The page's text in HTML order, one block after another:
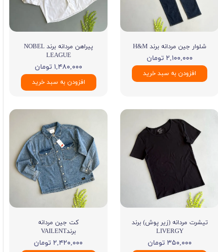
شلوار جین مردانه برند H&M
۲,۱۰۰,۰۰۰ تومان
افزودن به سبد خرید
پیراهن مردانه برند NOBEL
LEAGUE
۱,۴۸۰,۰۰۰ تومان
افزودن به سبد خرید
تیشرت مردانه (زیر پوش) برند
LIVERGY
۳۵۰,۰۰۰ تومان
کت جین مردانه
برندVAILENT
۲,۴۲۰,۰۰۰ تومان